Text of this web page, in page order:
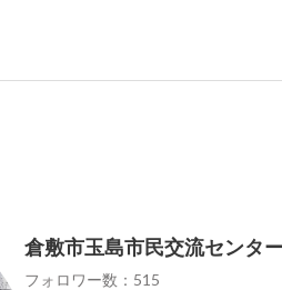
倉敷市玉島市民交流センタ
フォロワー数：515